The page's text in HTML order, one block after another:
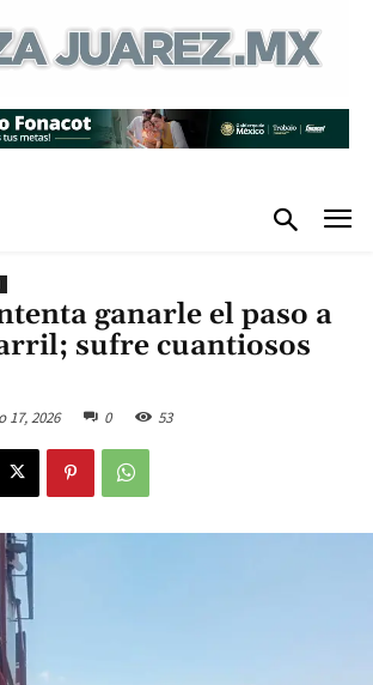
ganarle el paso a
sufre cuantiosos
17, 2026 0 53